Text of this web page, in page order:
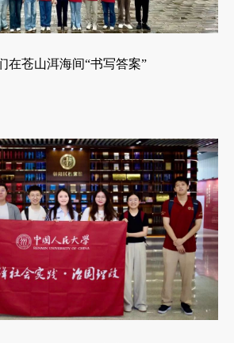
在苍山洱海间“书写答案”